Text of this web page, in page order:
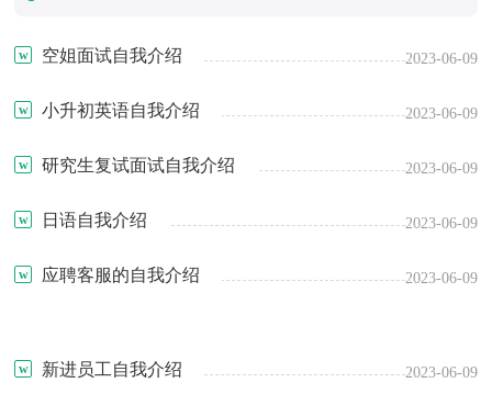
空姐面试自我介绍 2023-06-09
小升初英语自我介绍 2023-06-09
研究生复试面试自我介绍 2023-06-09
日语自我介绍 2023-06-09
应聘客服的自我介绍 2023-06-09
新进员工自我介绍 2023-06-09